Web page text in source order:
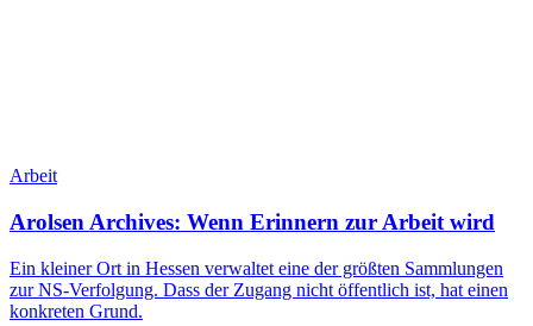
Arbeit
Arolsen Archives: Wenn Erinnern zur Arbeit wird
Ein kleiner Ort in Hessen verwaltet eine der größten Sammlungen
zur NS-Verfolgung. Dass der Zugang nicht öffentlich ist, hat einen
konkreten Grund.